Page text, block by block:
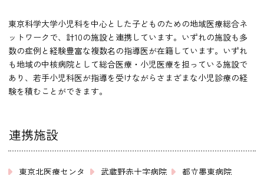
東京科学大学小児科を中心とした子どものための地域医療総合ネ
ットワークで、計10の施設と連携しています。いずれの施設も多
数の症例と経験豊富な複数名の指導医が在籍しています。いずれ
も地域の中核病院として総合医療・小児医療を担っている施設で
あり、若手小児科医が指導を受けながらさまざまな小児診療の経
験を積むことができます。
連携施設
東京北医療センタ 武蔵野赤十字病院 都立墨東病院